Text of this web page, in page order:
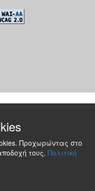
Προχωρώντας στο
τους. Πολιτική